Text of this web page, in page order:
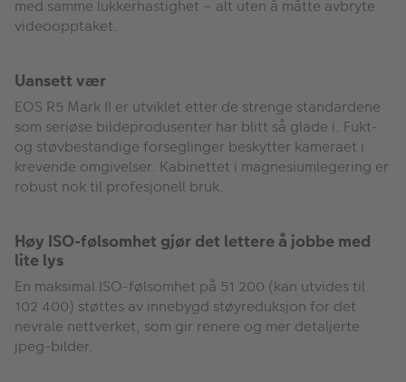
med samme lukkerhastighet – alt uten å måtte avbryte
videoopptaket.
Uansett vær
EOS R5 Mark II er utviklet etter de strenge standardene
som seriøse bildeprodusenter har blitt så glade i. Fukt-
og støvbestandige forseglinger beskytter kameraet i
krevende omgivelser. Kabinettet i magnesiumlegering er
robust nok til profesjonell bruk.
Høy ISO-følsomhet gjør det lettere å jobbe med
lite lys
En maksimal ISO-følsomhet på 51 200 (kan utvides til
102 400) støttes av innebygd støyreduksjon for det
nevrale nettverket, som gir renere og mer detaljerte
jpeg-bilder.